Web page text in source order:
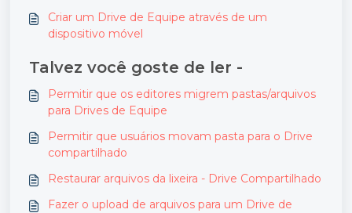
Criar um Drive de Equipe através de um
dispositivo móvel
Talvez você goste de ler -
Permitir que os editores migrem pastas/arquivos
para Drives de Equipe
Permitir que usuários movam pasta para o Drive
compartilhado
Restaurar arquivos da lixeira - Drive Compartilhado
Fazer o upload de arquivos para um Drive de